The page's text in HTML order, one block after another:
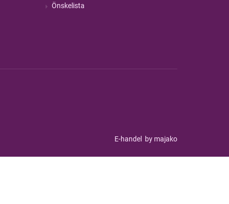
Önskelista
E-handel by majako